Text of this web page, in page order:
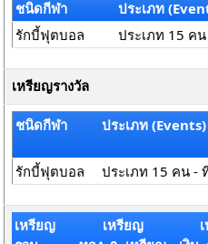
ชนิดกีฬา
ประเภท
รักบี้ฟุตบอล
ประเภท 15 ค
เหรียญรางวัล
ชนิดกีฬา ประเภท (Events)
รักบี้ฟุตบอล ประเภท 15 คน -
เหรียญ
เหรียญ